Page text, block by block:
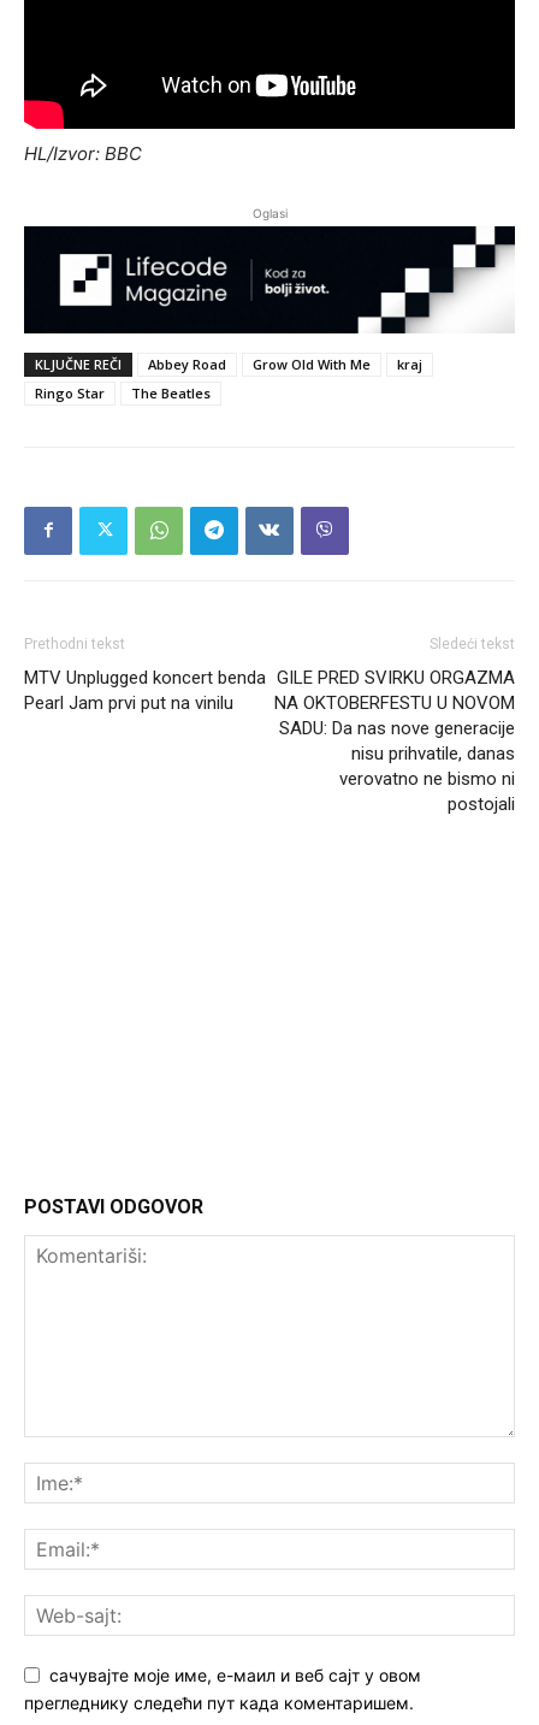
HL/Izvor: BBC
Oglasi
KLJUČNE REČI Abbey Road Grow Old With Me
kraj
Ringo Star
The Beatles
Prethodni tekst
MTV Unplugged koncert benda
Pearl Jam prvi put na vinilu
Sledeći tekst
GILE PRED SVIRKU ORGAZMA
NA OKTOBERFESTU U NOVOM
SADU: Da nas nove generacije
nisu prihvatile, danas
verovatno ne bismo ni
postojali
POSTAVI ODGOVOR
сачувајте моје име, е-маил и веб сајт у овом
прегледнику следећи пут када коментаришем.